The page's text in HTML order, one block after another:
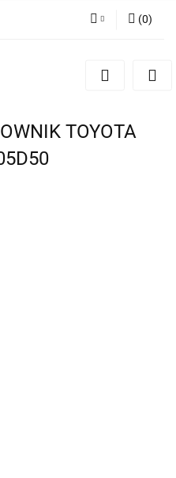
Zarejestruj się
(0)
TOYOTA